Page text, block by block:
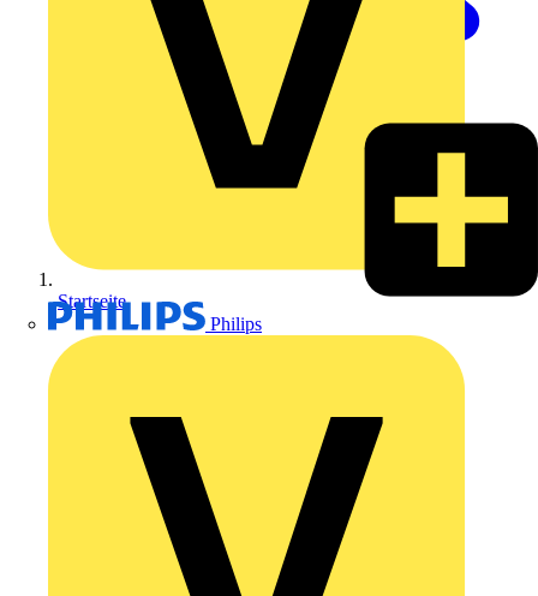
Philips
Startseite